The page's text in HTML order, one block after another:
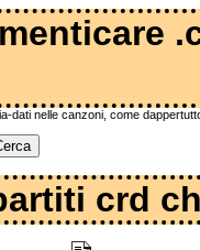
dati nelle canzoni, come
crd